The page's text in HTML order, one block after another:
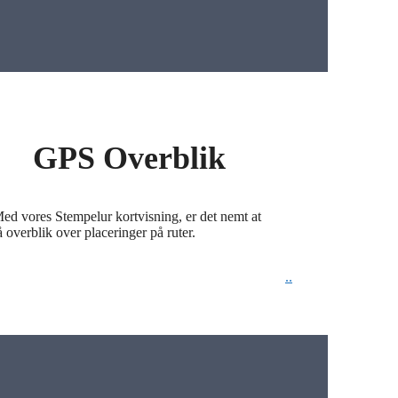
GPS Overblik
vores Stempelur kortvisning, er det nemt at
overblik over placeringer på ruter.
..